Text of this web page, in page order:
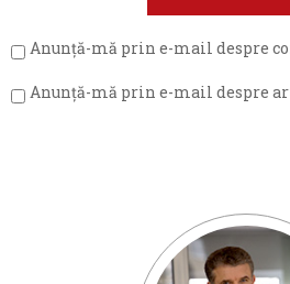
Anunță-mă prin e-mail despre
Anunță-mă prin e-mail despre